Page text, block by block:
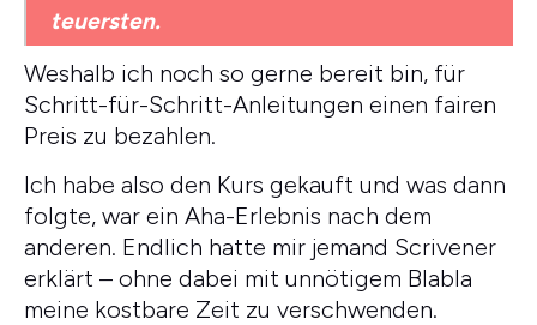
teuersten.
Weshalb ich noch so gerne bereit bin, für
Schritt-für-Schritt-Anleitungen einen fairen
Preis zu bezahlen.
Ich habe also den Kurs gekauft und was dann
folgte, war ein Aha-Erlebnis nach dem
anderen. Endlich hatte mir jemand Scrivener
erklärt – ohne dabei mit unnötigem Blabla
meine kostbare Zeit zu verschwenden.